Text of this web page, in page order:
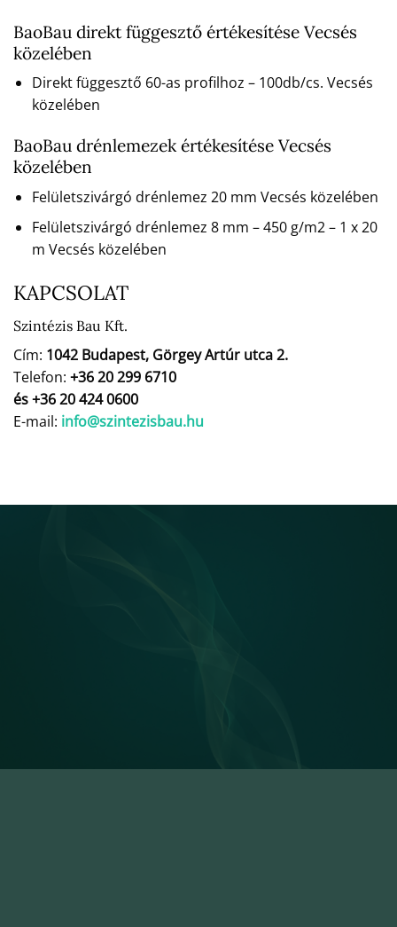
BaoBau direkt függesztő értékesítése Vecsés
közelében
Direkt függesztő 60-as profilhoz – 100db/cs. Vecsés
közelében
BaoBau drénlemezek értékesítése Vecsés
közelében
Felületszivárgó drénlemez 20 mm Vecsés közelében
Felületszivárgó drénlemez 8 mm – 450 g/m2 – 1 x 20
m Vecsés közelében
KAPCSOLAT
Szintézis Bau Kft.
Cím: 1042 Budapest, Görgey Artúr utca 2.
Telefon: +36 20 299 6710
és +36 20 424 0600
E-mail: info@szintezisbau.hu